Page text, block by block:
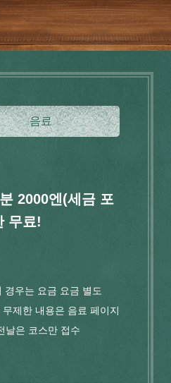
음료
2000엔(세금 포
무료!
우는 요금 요금 별도
제한 내용은 음료 페이지
날은 코스만 접수